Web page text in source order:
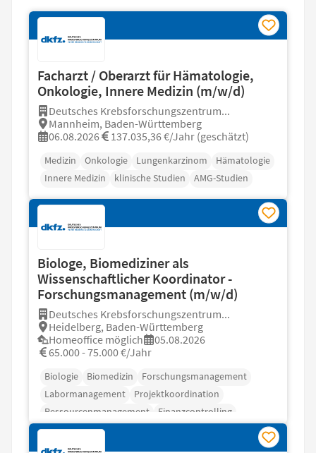
Facharzt / Oberarzt für Hämatologie,
Onkologie, Innere Medizin (m/w/d)
Deutsches Krebsforschungszentrum...
Mannheim, Baden-Württemberg
06.08.2026
137.035,36 €/Jahr (geschätzt)
Medizin Onkologie Lungenkarzinom
Hämatologie
Innere Medizin
klinische Studien AMG-Studien
Biologe, Biomediziner als
Wissenschaftlicher Koordinator -
Forschungsmanagement (m/w/d)
Deutsches Krebsforschungszentrum...
Heidelberg, Baden-Württemberg
Homeoffice möglich
05.08.2026
65.000 - 75.000 €/Jahr
Biologie Biomedizin
Forschungsmanagement
Labormanagement
Projektkoordination
Ressourcenmanagement
Finanzcontrolling